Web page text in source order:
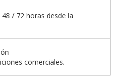
/ 72 horas desde la
comerciales.